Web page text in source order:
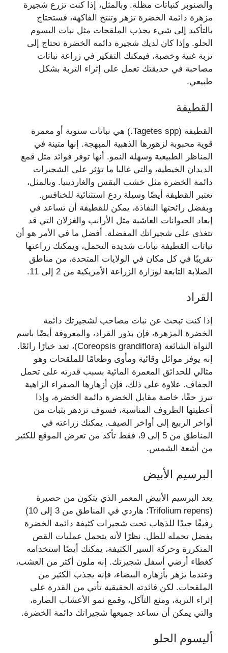
والصنوبر كنباتات مظلة. وبالمثل، إذا كنت تزرع شجيرة
مزهرة دائمة الخضرة تزهر وتنتج الفاكهة، فستحتاج
بالتأكيد إلى شيء يجذب الملقحات مثل نبات اليسوم
الحلو. وإذا كان لديك شجيرة دائمة الخضرة تحتاج إلى
تربة غنية وخصبة، فيمكنك التفكير في زراعة نباتات
مصاحبة في حديقتك تعمل على إثراء التربة بشكل
طبيعي.
القطيفة
القطيفة (Tagetes spp.) هي نباتات سنوية أو معمرة
قوية محبوبة لزهورها الذهبية المبهجة. إنها متينة في
المناظر الطبيعية وسهلة النمو. أنها توفر فوائد مثل قمع
الديدان الخيطية، والتي غالبا ما تؤثر على الشجيرات
دائمة الخضرة مثل خشب البقس والغاردينيا. وبالمثل،
تعتبر القطيفة أيضًا وسيلة ردع استثنائية للخنافس.
وبفضل رائحتها النفاذة، يمكن للقطيفة أن تساعد في
إبعاد الحيوانات العاشبة مثل الأرانب والغزلان التي قد
تتغذى على شجيراتك المفضلة. أفضل ما في الأمر هو أن
نباتات القطيفة نباتات شديدة التحمل، ويمكنك زراعتها
تقريبًا في كل مكان في الولايات المتحدة، من مناطق
الصلابة التابعة لوزارة الزراعة الأمريكية من 2 إلى 11.
القراد
إذا كنت تبحث عن نبات مصاحب لشجيرتك دائمة
الخضرة المزهرة، فإن بذور القراد، والمعروفة أيضًا باسم
النواة الشائعة (Coreopsis grandiflora)، تعد خيارًا رائعًا.
إنه يوفر موائل وقائية ومأوى وطعامًا للملقحات وهو
مثالي للحدائق المعمرة المائية بسبب قدرته على تحمل
الجفاف. علاوة على ذلك، فإن أزهارها الصفراء الزاهية
تبرز حقًا، خاصة مقابل الخضرة دائمة الخضرة، وإذا
أعطيتها الظروف المناسبة، فسوف تزدهر بثبات من
أواخر الربيع إلى أواخر الصيف. يمكنك زراعته في
المناطق من 5 إلى 9، فقط تأكد من تعرض الموقع للكثير
من أشعة الشمس.
البرسيم الأبيض
يعد البرسيم الأبيض المعمر الذي يتكون من حصيرة
(Trifolium repens؛ هاردي في المناطق من 3 إلى 10)
رفيقًا جيدًا للذهاب تحت شجيرات كثيفة دائمة الخضرة
بفضل تحمله للظل. نظرًا لأنه يتحمل عمليات القص
المتكررة وحركة السير الكثيفة، يمكنك أيضًا استخدامه
كغطاء أرضي أسفل شجيرتك. إنه ملون أكثر من العشب،
وعندما يزهر بأزهاره البيضاء، فإنه يجذب الكثير من
الملقحات. لكن فائدته الحقيقية تأتي من القدرة على
إثراء التربة، ومنع التآكل، وقمع نمو الأعشاب الضارة،
والتي يمكن أن تساعد جميعها شجيراتك دائمة الخضرة.
أليسوم الحلو